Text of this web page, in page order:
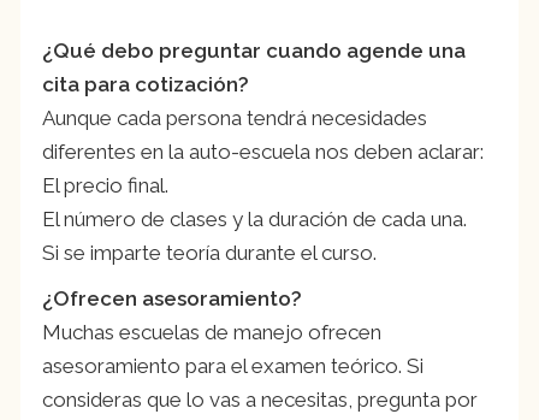
¿Qué debo preguntar cuando agende una
cita para cotización?
Aunque cada persona tendrá necesidades
diferentes en la auto-escuela nos deben aclarar:
El precio final.
El número de clases y la duración de cada una.
Si se imparte teoría durante el curso.
¿Ofrecen asesoramiento?
Muchas escuelas de manejo ofrecen
asesoramiento para el examen teórico. Si
consideras que lo vas a necesitas, pregunta por